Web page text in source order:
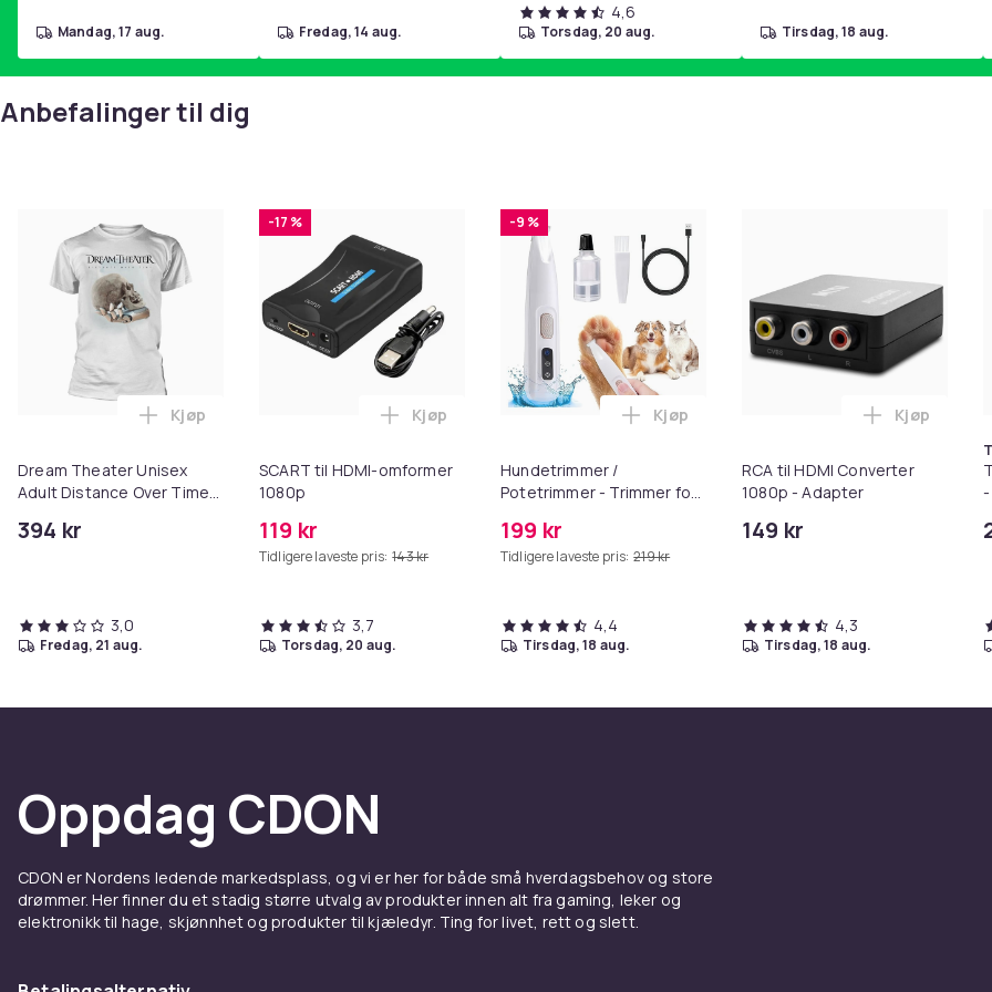
mandag, 17 aug. fredag, 14 aug.
4,6
torsdag, 20 aug. tirsdag, 18 aug.
Anbefalinger til dig
Dream Theater Unisex
Adult Distance Over Time
394 kr
Legg Dream Theater Unisex Adult Distance Over Time T-Shirt i handlekurven
Kjøp
3,0
fredag, 21 aug.
-17 %
SCART til HDMI-omformer
1080p
119 kr
Tidligere laveste pris: 143 kr
Legg SCART til HDMI-omformer 1080p i handlekurven
Kjøp
3,7
torsdag, 20 aug.
-9 %
Hundetrimmer /
Potetrimmer - Trimmer for
199 kr
Tidligere laveste pris: 219 kr
Legg Hundetrimmer / Potetrimmer -
Kjøp
4,4
tirsdag, 18 aug.
RCA til HDMI Converter
1080p - Adapter
149 kr
Legg RCA
Kjøp
4,3
tirsdag, 18 aug.
-
Oppdag CDON
CDON er Nordens ledende markedsplass, og vi er her for både små hverdagsbehov og store
drømmer. Her finner du et stadig større utvalg av produkter innen alt fra gaming, leker og
elektronikk til hage, skjønnhet og produkter til kjæledyr. Ting for livet, rett og slett.